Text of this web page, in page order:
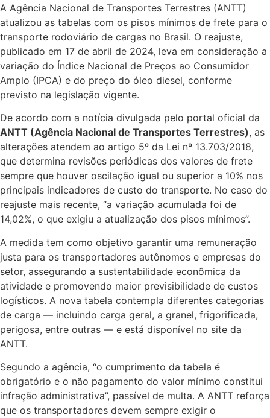
A Agência Nacional de Transportes Terrestres (ANTT)
atualizou as tabelas com os pisos mínimos de frete para o
transporte rodoviário de cargas no Brasil. O reajuste,
publicado em 17 de abril de 2024, leva em consideração a
variação do Índice Nacional de Preços ao Consumidor
Amplo (IPCA) e do preço do óleo diesel, conforme
previsto na legislação vigente.
De acordo com a notícia divulgada pelo portal oficial da
ANTT (Agência Nacional de Transportes Terrestres), as
alterações atendem ao artigo 5º da Lei nº 13.703/2018,
que determina revisões periódicas dos valores de frete
sempre que houver oscilação igual ou superior a 10% nos
principais indicadores de custo do transporte. No caso do
reajuste mais recente, “a variação acumulada foi de
14,02%, o que exigiu a atualização dos pisos mínimos”.
A medida tem como objetivo garantir uma remuneração
justa para os transportadores autônomos e empresas do
setor, assegurando a sustentabilidade econômica da
atividade e promovendo maior previsibilidade de custos
logísticos. A nova tabela contempla diferentes categorias
de carga — incluindo carga geral, a granel, frigorificada,
perigosa, entre outras — e está disponível no site da
ANTT.
Segundo a agência, “o cumprimento da tabela é
obrigatório e o não pagamento do valor mínimo constitui
infração administrativa”, passível de multa. A ANTT reforça
que os transportadores devem sempre exigir o